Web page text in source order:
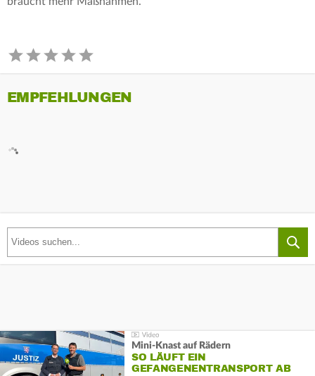
EMPFEHLUNGEN
Mini-Knast auf Rädern
SO LÄUFT EIN
GEFANGENENTRANSPORT AB